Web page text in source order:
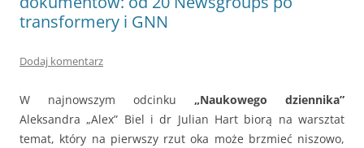
transformery i GNN
Dodaj komentarz
W najnowszym odcinku „Naukowego dziennika”
Aleksandra „Alex” Biel i dr Julian Hart biorą na warsztat
temat, który na pierwszy rzut oka może brzmieć niszowo,